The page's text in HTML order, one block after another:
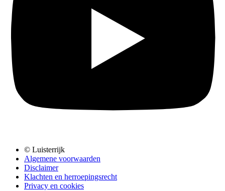
© Luisterrijk
Algemene voorwaarden
Disclaimer
Klachten en herroepingsrecht
Privacy en cookies